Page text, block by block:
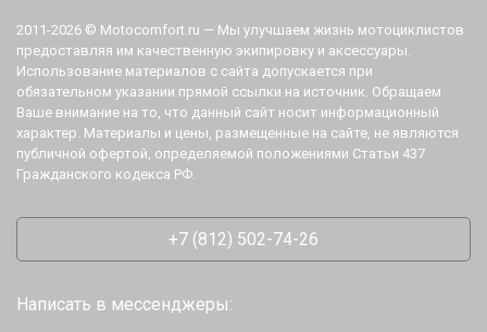
2011-2026 © Motocomfort.ru — Мы улучшаем жизнь мотоциклистов
предоставляя им качественную экипировку и аксессуары.
Использование материалов с сайта допускается при
обязательном указании прямой ссылки на источник. Обращаем
Ваше внимание на то, что данный сайт носит информационный
характер. Материалы и цены, размещенные на сайте, не являются
публичной офертой, определяемой положениями Статьи 437
Гражданского кодекса РФ.
+7 (812) 502-74-26
Написать в мессенджеры: